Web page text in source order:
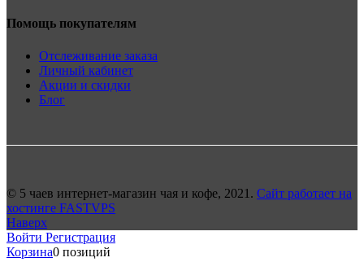
Помощь покупателям
Отслеживание заказа
Личный кабинет
Акции и скидки
Блог
© 5 чаев интернет-магазин чая и кофе, 2021. Сайт работает на
хостинге FASTVPS
Наверх
Войти Регистрация
Корзина0 позиций